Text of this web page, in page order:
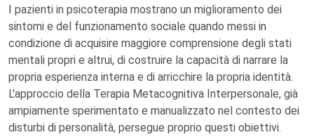
I pazienti in psicoterapia mostrano un miglioramento dei
sintomi e del funzionamento sociale quando messi in
condizione di acquisire maggiore comprensione degli stati
mentali propri e altrui, di costruire la capacità di narrare la
propria esperienza interna e di arricchire la propria identità.
L'approccio della Terapia Metacognitiva Interpersonale, già
ampiamente sperimentato e manualizzato nel contesto dei
disturbi di personalità, persegue proprio questi obiettivi.